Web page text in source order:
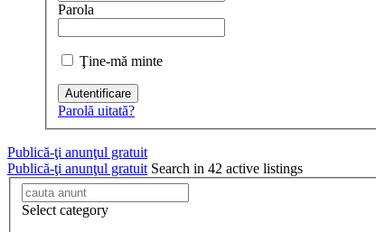
Parola
Ţine-mă minte
Autentificare
Parolă uitată?
Publică-ţi anunţul gratuit
Publică-ţi anunţul gratuit Search in 42 active listings
Select category